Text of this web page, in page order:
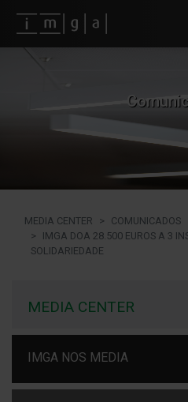
Fundos imga
MEDIA CENTER
COMUNICADOS
IMGA DOA 28.500 EUROS A 3
SOLIDARIEDADE
MEDIA CENTER
IMGA NOS MEDIA